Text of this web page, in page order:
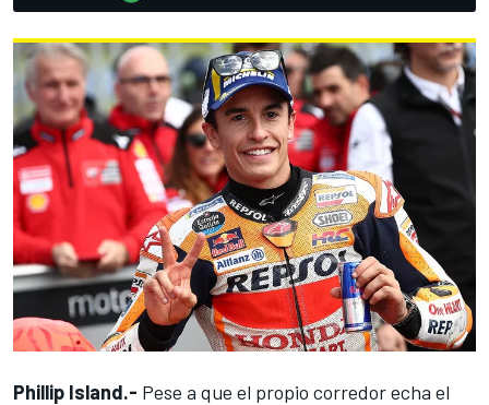
Phillip Island.- Pese a que el propio corredor echa el